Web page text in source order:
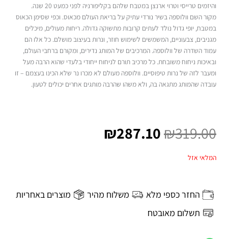
והיזמים טרייסי וטרוי ארנצן במטבח שלהם בקליפורניה לפני כמעט 20 שנה.
מקור השם וולוספה בשיר נורדי עתיק על בריאת העולם מכאוס. וכפי שסימן הכאוס
במטבח, יופי גדול נולד לעתים קרובות מתשוקה גדולה. ריחות מעולים, מיכלים
מגניבים, צבעוניים, המשמשים לשימוש חוזר, ונרות בעיצוב מושלם. כל אלו הם
עמוד השדרה של וולוספה. המרכיבים של המותג נדירים, ומקורם ברחבי העולם,
ובאיכות ניחוח משובחת. כל מרכיב תורם לניחוח ייחודי בלעדי שהוא הרבה מעל
ומעבר לזה של נרות טיפוסיים. וולוספה מעולם לא מכרו נר שלא הכינו בעצמם – זו
עובדה שהמותג מתגאה בה, ולא משהו שהרבה מותגים אחרים יכולים לטעון.
₪319.00 המקורי
היה: ₪287.10
המלאי אזל
החזר כספי מלא משלוח מהיר
מוצרים באחריות
תשלום מאובטח